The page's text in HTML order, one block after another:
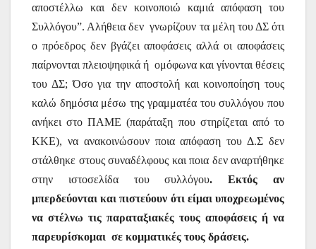
αποστέλλω και δεν κοινοποιώ καμιά απόφαση του
Συλλόγου”. Αλήθεια δεν γνωρίζουν τα μέλη του ΔΣ ότι
ο πρόεδρος δεν βγάζει αποφάσεις αλλά οι αποφάσεις
παίρνονται πλειοψηφικά ή ομόφωνα και γίνονται θέσεις
του ΔΣ; Όσο για την αποστολή και κοινοποίηση τους
καλώ δημόσια μέσω της γραμματέα του συλλόγου που
ανήκει στο ΠΑΜΕ (παράταξη που στηρίζεται από το
ΚΚΕ), να ανακοινώσουν ποια απόφαση του Δ.Σ δεν
στάλθηκε στους συναδέλφους και ποια δεν αναρτήθηκε
στην ιστοσελίδα του συλλόγου.Eκτός αν
μπερδεύονται και πιστεύουν ότι είμαι υποχρεωμένος
να στέλνω τις παραταξιακές τους αποφάσεις ή να
παρευρίσκομαι σε κομματικές τους δράσεις.